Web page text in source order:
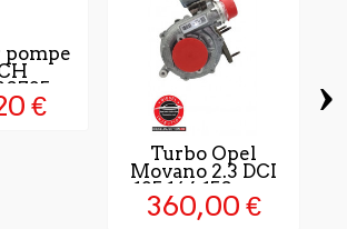
€
Turbo Opel
Movano 2.3 DCI
125 146 150 cv,...
360,00 €
›